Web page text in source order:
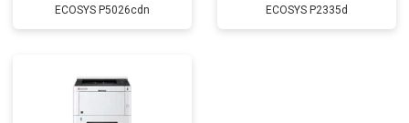
ECOSYS P5026cdn ECOSYS P2335d